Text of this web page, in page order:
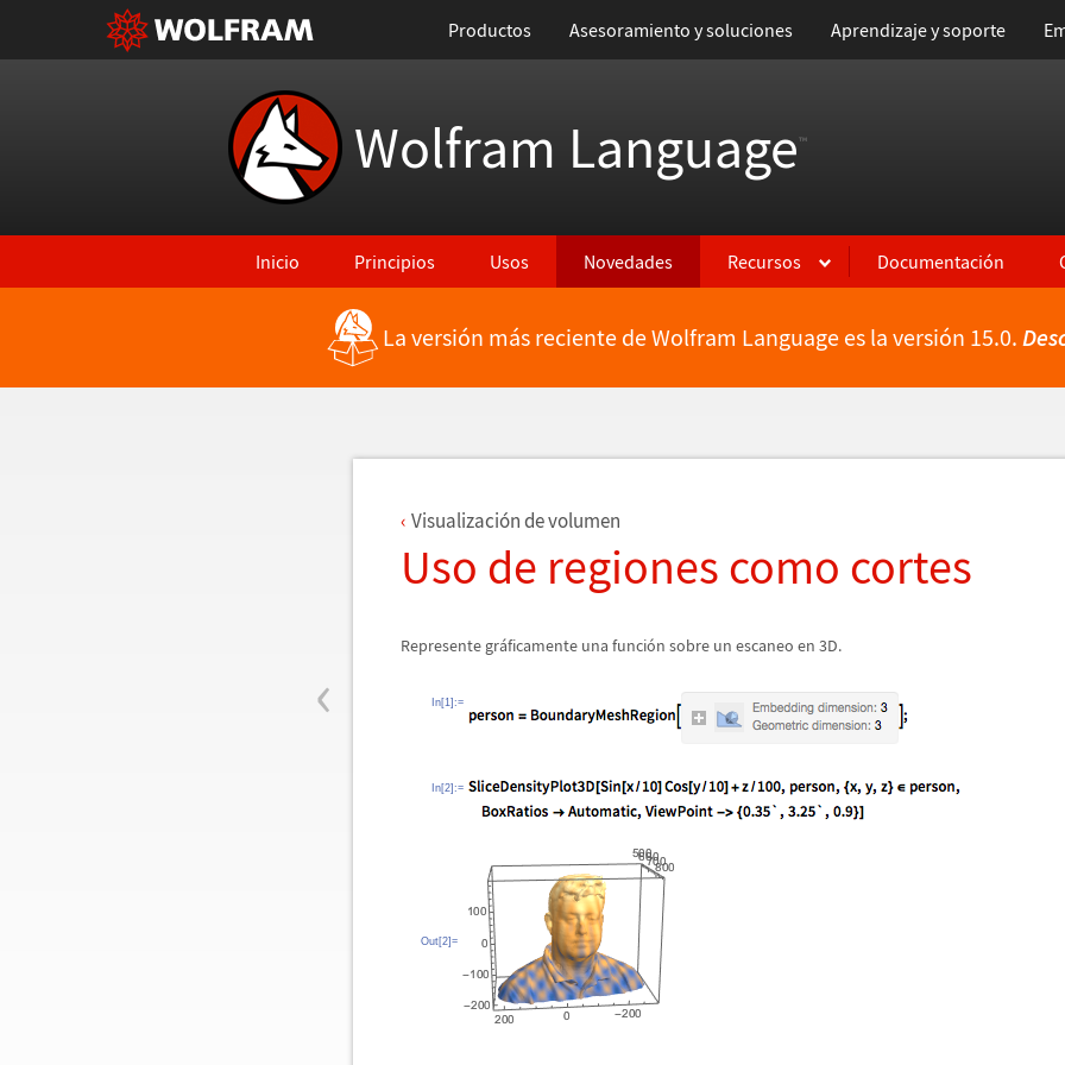
Productos Asesoramiento y soluciones Aprendizaje y soporte
Wolfram Language™
Inicio Principios Usos Novedades Recursos Documentación
Regresar a Características más recientes
La versión más reciente de Wolfram Language es la versión 15.0.
‹
Visualización de volumen
Uso de regiones como cortes
Represente gráficamente una función sobre un escaneo en 3D.
In[1]:=
In[2]:=
Out[2]=